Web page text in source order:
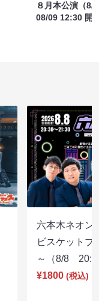
８月本公演（8/
08/09 12:30 開
六本木ネオン
ビスケットブ
～（8/8
¥1800 (税込)